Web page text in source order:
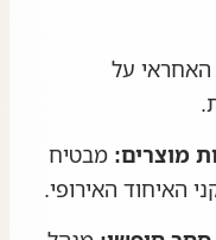
האחראי על
מוצרים: מבטיח
האיחוד האירופי.